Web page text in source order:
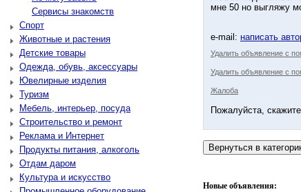
Сервисы знакомств
Спорт
Животные и растения
Детские товары
Одежда, обувь, аксессуары
Ювелирные изделия
Туризм
Мебель, интерьер, посуда
Строительство и ремонт
Реклама и Интернет
Продукты питания, алкоголь
Отдам даром
Культура и искусство
мне 50 но выгляжу
e-mail: написать
Удалить объявление с
Удалить объявление с
Жалоба
Пожалуйста,
Новые объявления: